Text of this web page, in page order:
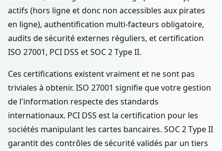
actifs (hors ligne et donc non accessibles aux pirates
en ligne), authentification multi-facteurs obligatoire,
audits de sécurité externes réguliers, et certification
ISO 27001, PCI DSS et SOC 2 Type II.
Ces certifications existent vraiment et ne sont pas
triviales à obtenir. ISO 27001 signifie que votre gestion
de l'information respecte des standards
internationaux. PCI DSS est la certification pour les
sociétés manipulant les cartes bancaires. SOC 2 Type II
garantit des contrôles de sécurité validés par un tiers